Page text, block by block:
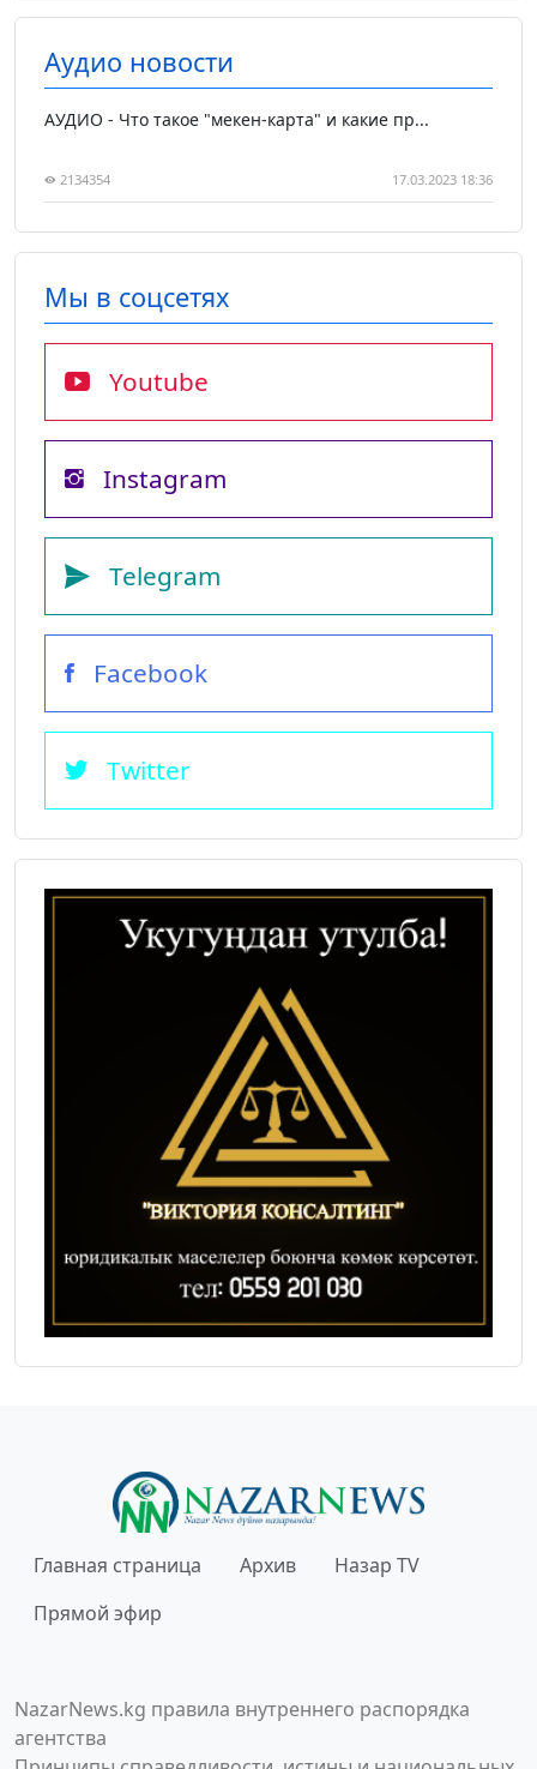
Аудио новости
АУДИО - Что такое "мекен-карта" и какие пр...
2134354 17.03.2023 18:36
Мы в соцсетях
Youtube
Instagram
Telegram
Facebook
Twitter
Главная страница Архив
Назар TV
Прямой эфир
NazarNews.kg правила внутреннего распорядка
агентства